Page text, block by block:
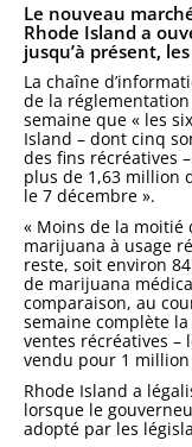
Le nouveau
Rhode Island a
jusqu’à présent,
La chaîne
de la
semaine que « les
Island – dont cinq
des fins récréatives
plus de 1,63 million
le 7 décembre ».
« Moins de la moitié
marijuana à usage
reste, soit environ
de marijuana
comparaison, au
semaine complète
ventes récréatives –
vendu pour 1
Rhode Island a
lorsque le
adopté par les